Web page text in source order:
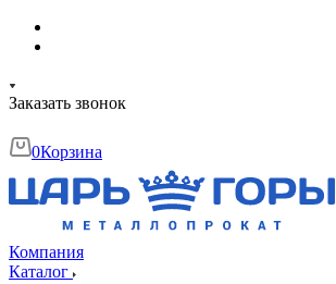
Заказать звонок
0Корзина
Компания
Каталог